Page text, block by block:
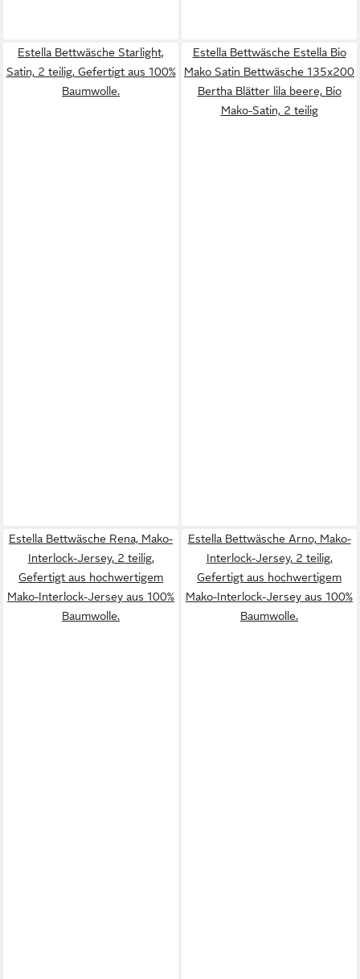
Estella Bettwäsche Starlight,
Satin, 2 teilig, Gefertigt aus 100%
Baumwolle.
Estella Bettwäsche Estella Bio
Mako Satin Bettwäsche 135x200
Bertha Blätter lila beere, Bio
Mako-Satin, 2 teilig
Estella Bettwäsche Rena, Mako-
Interlock-Jersey, 2 teilig,
Gefertigt aus hochwertigem
Mako-Interlock-Jersey aus 100%
Baumwolle.
Estella Bettwäsche Arno, Mako-
Interlock-Jersey, 2 teilig,
Gefertigt aus hochwertigem
Mako-Interlock-Jersey aus 100%
Baumwolle.